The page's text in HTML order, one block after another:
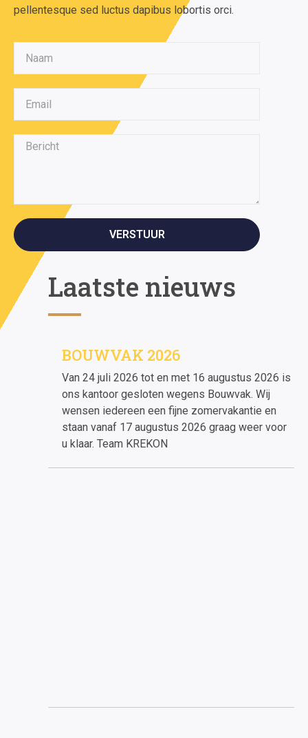
pellentesque sed luctus dapibus lobortis orci.
VERSTUUR
Laatste nieuws
BOUWVAK 2026
Van 24 juli 2026 tot en met 16 augustus 2026 is
ons kantoor gesloten wegens Bouwvak. Wij
wensen iedereen een fijne zomervakantie en
staan vanaf 17 augustus 2026 graag weer voor
u klaar. Team KREKON